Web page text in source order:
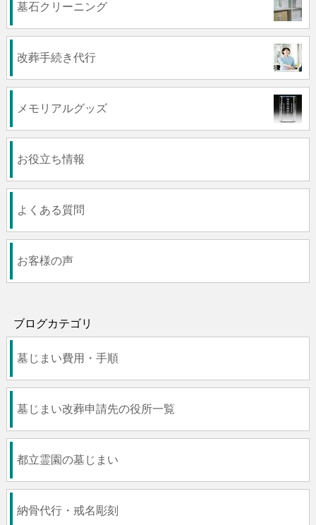
墓石クリーニング
改葬手続き代行
メモリアルグッズ
お役立ち情報
よくある質問
お客様の声
ブログカテゴリ
墓じまい費用・手順
墓じまい改葬申請先の役所一覧
都立霊園の墓じまい
納骨代行・戒名彫刻